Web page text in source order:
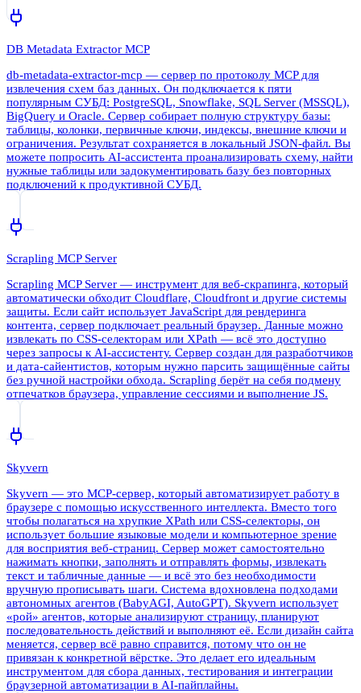
DB Metadata Extractor MCP
db-metadata-extractor-mcp — сервер по протоколу MCP для
извлечения схем баз данных. Он подключается к пяти
популярным СУБД: PostgreSQL, Snowflake, SQL Server (MSSQL),
BigQuery и Oracle. Сервер собирает полную структуру базы:
таблицы, колонки, первичные ключи, индексы, внешние ключи и
ограничения. Результат сохраняется в локальный JSON-файл. Вы
можете попросить AI-ассистента проанализировать схему, найти
нужные таблицы или задокументировать базу без повторных
подключений к продуктивной СУБД.
Scrapling MCP Server
Scrapling MCP Server — инструмент для веб-скрапинга, который
автоматически обходит Cloudflare, Cloudfront и другие системы
защиты. Если сайт использует JavaScript для рендеринга
контента, сервер подключает реальный браузер. Данные можно
извлекать по CSS-селекторам или XPath — всё это доступно
через запросы к AI-ассистенту. Сервер создан для разработчиков
и дата-сайентистов, которым нужно парсить защищённые сайты
без ручной настройки обхода. Scrapling берёт на себя подмену
отпечатков браузера, управление сессиями и выполнение JS.
Skyvern
Skyvern — это MCP-сервер, который автоматизирует работу в
браузере с помощью искусственного интеллекта. Вместо того
чтобы полагаться на хрупкие XPath или CSS-селекторы, он
использует большие языковые модели и компьютерное зрение
для восприятия веб-страниц. Сервер может самостоятельно
нажимать кнопки, заполнять и отправлять формы, извлекать
текст и табличные данные — и всё это без необходимости
вручную прописывать шаги. Система вдохновлена подходами
автономных агентов (BabyAGI, AutoGPT). Skyvern использует
«рой» агентов, которые анализируют страницу, планируют
последовательность действий и выполняют её. Если дизайн сайта
меняется, сервер всё равно справится, потому что он не
привязан к конкретной вёрстке. Это делает его идеальным
инструментом для сбора данных, тестирования и интеграции
браузерной автоматизации в AI-пайплайны.